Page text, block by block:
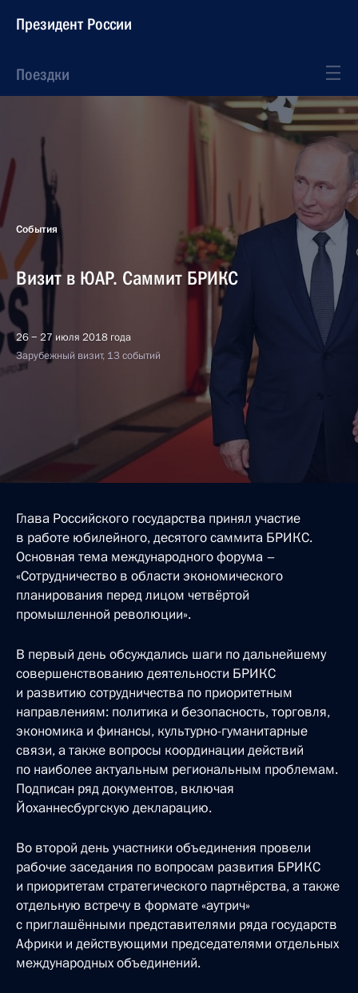
Президент России
Поездки
События
Визит в ЮАР. Саммит БРИКС
26 − 27 июля 2018 года
Зарубежный визит, 13 событий
Глава Российского государства принял участие
в работе юбилейного, десятого саммита БРИКС.
Основная тема международного форума –
«Сотрудничество в области экономического
планирования перед лицом четвёртой
промышленной революции».
В первый день обсуждались шаги по дальнейшему
совершенствованию деятельности БРИКС
и развитию сотрудничества по приоритетным
направлениям: политика и безопасность, торговля,
экономика и финансы, культурно-гуманитарные
связи, а также вопросы координации действий
по наиболее актуальным региональным проблемам.
Подписан ряд документов, включая
Йоханнесбургскую декларацию.
Во второй день участники объединения провели
рабочие заседания по вопросам развития БРИКС
и приоритетам стратегического партнёрства, а также
отдельную встречу в формате «аутрич»
с приглашёнными представителями ряда государств
Африки и действующими председателями отдельных
международных объединений.